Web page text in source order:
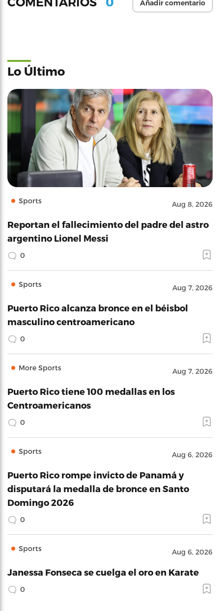
Añadir comentario
Lo Último
Sports Aug 8, 2026
Reportan el fallecimiento del padre del astro
argentino Lionel Messi
0
Sports Aug 7, 2026
Puerto Rico alcanza bronce en el béisbol
masculino centroamericano
0
More Sports Aug 7, 2026
Puerto Rico tiene 100 medallas en los
Centroamericanos
0
Sports Aug 6, 2026
Puerto Rico rompe invicto de Panamá y
disputará la medalla de bronce en Santo
Domingo 2026
0
Sports Aug 6, 2026
Janessa Fonseca se cuelga el oro en Karate
0